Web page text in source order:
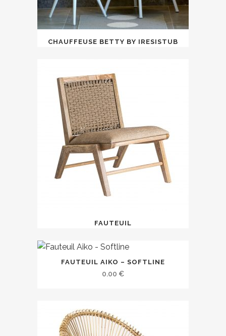
CHAUFFEUSE BETTY BY IRESISTUB
FAUTEUIL
FAUTEUIL AIKO – SOFTLINE
0.00 €